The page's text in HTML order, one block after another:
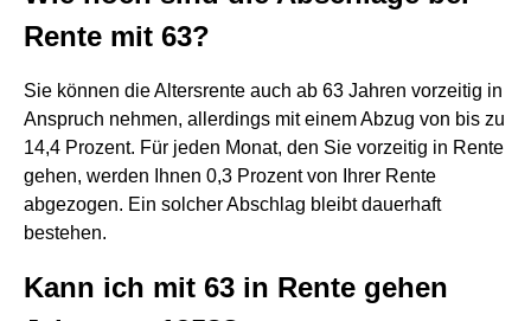
Rente mit 63?
Sie können die Altersrente auch ab 63 Jahren vorzeitig in
Anspruch nehmen, allerdings mit einem Abzug von bis zu
14,4 Prozent. Für jeden Monat, den Sie vorzeitig in Rente
gehen, werden Ihnen 0,3 Prozent von Ihrer Rente
abgezogen. Ein solcher Abschlag bleibt dauerhaft
bestehen.
Kann ich mit 63 in Rente gehen